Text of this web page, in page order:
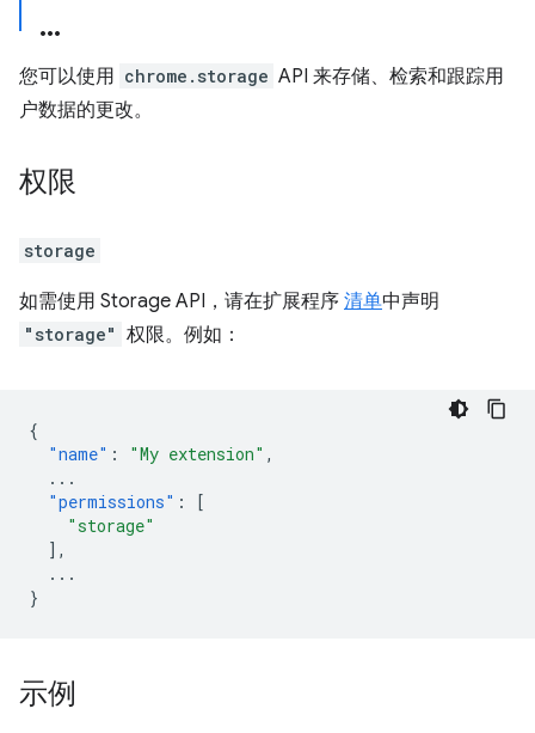
您可以使用 chrome.storage API 来存储、检索和跟踪用
户数据的更改。
权限
storage
如需使用 Storage API，请在扩展程序 清单中声明
"storage" 权限。例如：
{
"name" : "My extension" ,
...
"permissions" :
[
"storage"
],
...
}
示例